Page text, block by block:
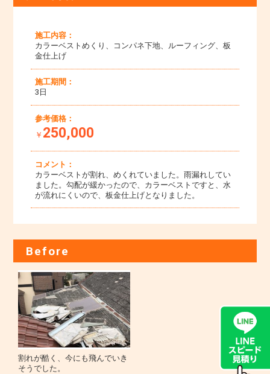
施工内容：
カラーベストめくり、コンパネ下地、ルーフィング、板
金仕上げ
施工期間：
3日
参考価格：
￥ 250,000
コメント：
カラーベストが割れ、めくれていました。雨漏れしてい
ました。勾配が緩かったので、カラーベストですと、水
が流れにくいので、板金仕上げとなりました。
Before
割れが酷く、今にも飛んでいき
そうでした。